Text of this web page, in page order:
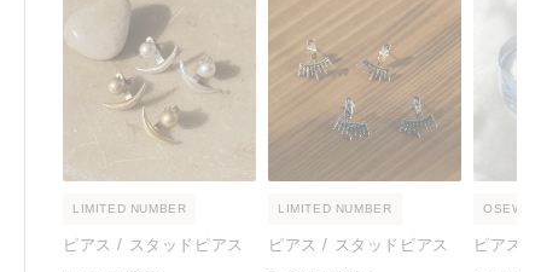
LIMITED NUMBER
ピアス / スタッドピアス
LIMITED NUMBER
ピアス / スタッドピアス
ピアス /